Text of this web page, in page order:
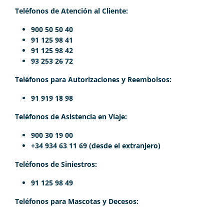
Teléfonos de Atención al Cliente:
900 50 50 40
91 125 98 41
91 125 98 42
93 253 26 72
Teléfonos para Autorizaciones y Reembolsos:
91 919 18 98
Teléfonos de Asistencia en Viaje:
900 30 19 00
+34 934 63 11 69 (desde el extranjero)
Teléfonos de Siniestros:
91 125 98 49
Teléfonos para Mascotas y Decesos: